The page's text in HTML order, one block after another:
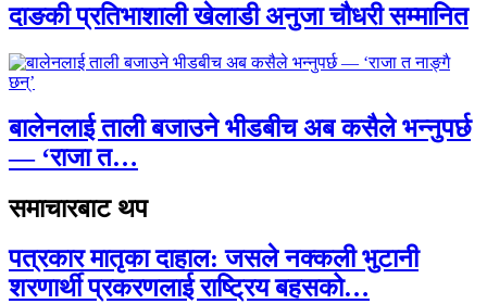
दाङकी प्रतिभाशाली खेलाडी अनुजा चौधरी सम्मानित
बालेनलाई ताली बजाउने भीडबीच अब कसैले भन्नुपर्छ
— ‘राजा त…
समाचारबाट थप
पत्रकार मातृका दाहाल: जसले नक्कली भुटानी
शरणार्थी प्रकरणलाई राष्ट्रिय बहसको…